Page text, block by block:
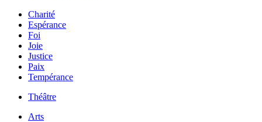
Charité
Espérance
Foi
Joie
Justice
Paix
Tempérance
Théâtre
Arts